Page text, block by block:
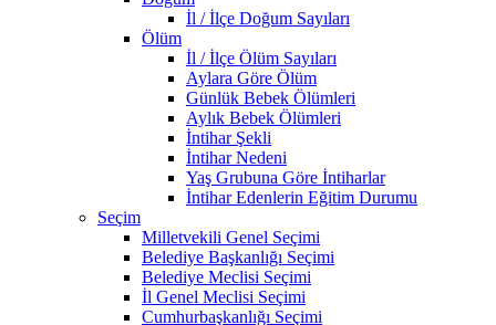
İl / İlçe Doğum Sayıları
Ölüm
İl / İlçe Ölüm Sayıları
Aylara Göre Ölüm
Günlük Bebek Ölümleri
Aylık Bebek Ölümleri
İntihar Şekli
İntihar Nedeni
Yaş Grubuna Göre İntiharlar
İntihar Edenlerin Eğitim Durumu
Seçim
Milletvekili Genel Seçimi
Belediye Başkanlığı Seçimi
Belediye Meclisi Seçimi
İl Genel Meclisi Seçimi
Cumhurbaşkanlığı Seçimi